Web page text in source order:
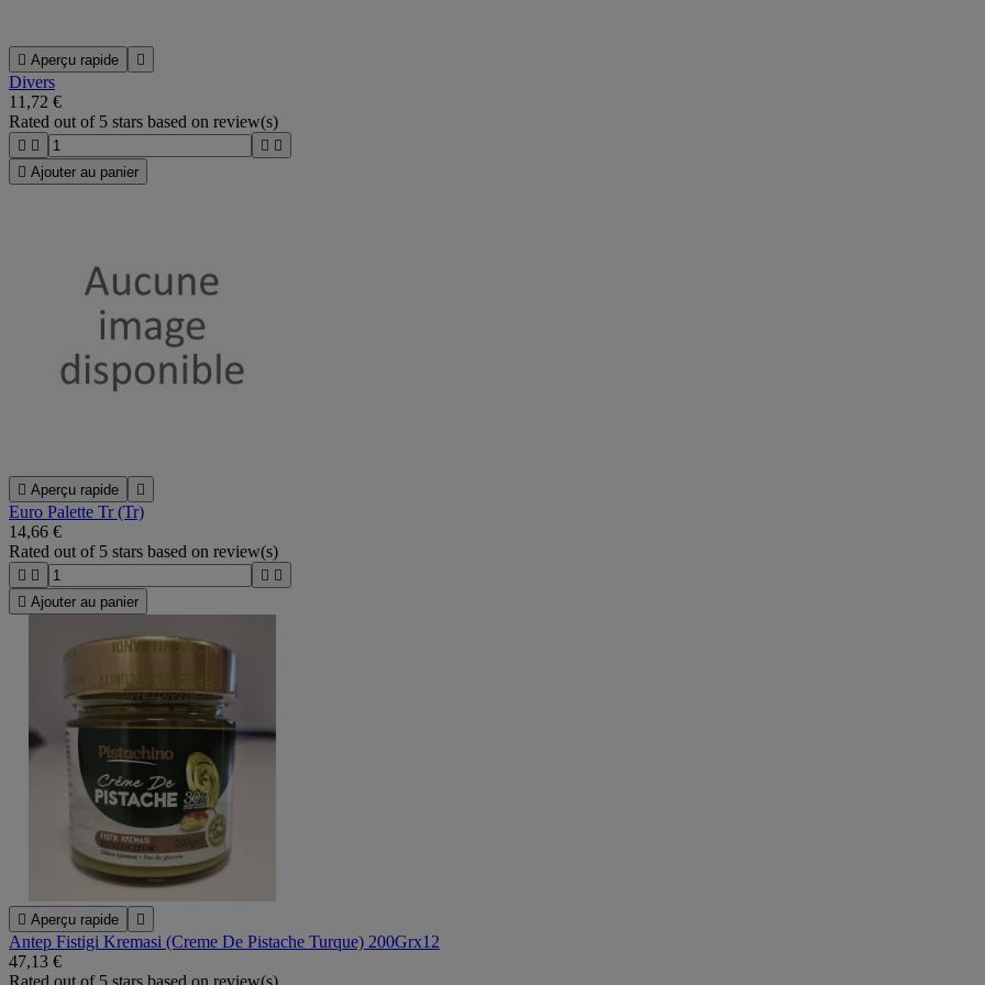
 Aperçu rapide 
Divers
11,72 €
Rated out of 5 stars based on review(s)
   
 Ajouter au panier
 Aperçu rapide 
Euro Palette Tr (Tr)
14,66 €
Rated out of 5 stars based on review(s)
   
 Ajouter au panier
 Aperçu rapide 
Antep Fistigi Kremasi (Creme De Pistache Turque) 200Grx12
47,13 €
Rated out of 5 stars based on review(s)